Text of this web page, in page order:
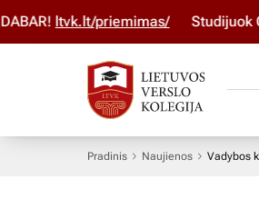
ltvk.lt/priemimas/ Studijuok ČIA
Pradinis Naujienos Vadybos